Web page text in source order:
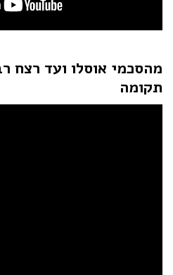
מהסכמי אוסלו ועד רצח
תקומה